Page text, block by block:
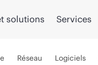
solutions Services
Réseau Logiciels